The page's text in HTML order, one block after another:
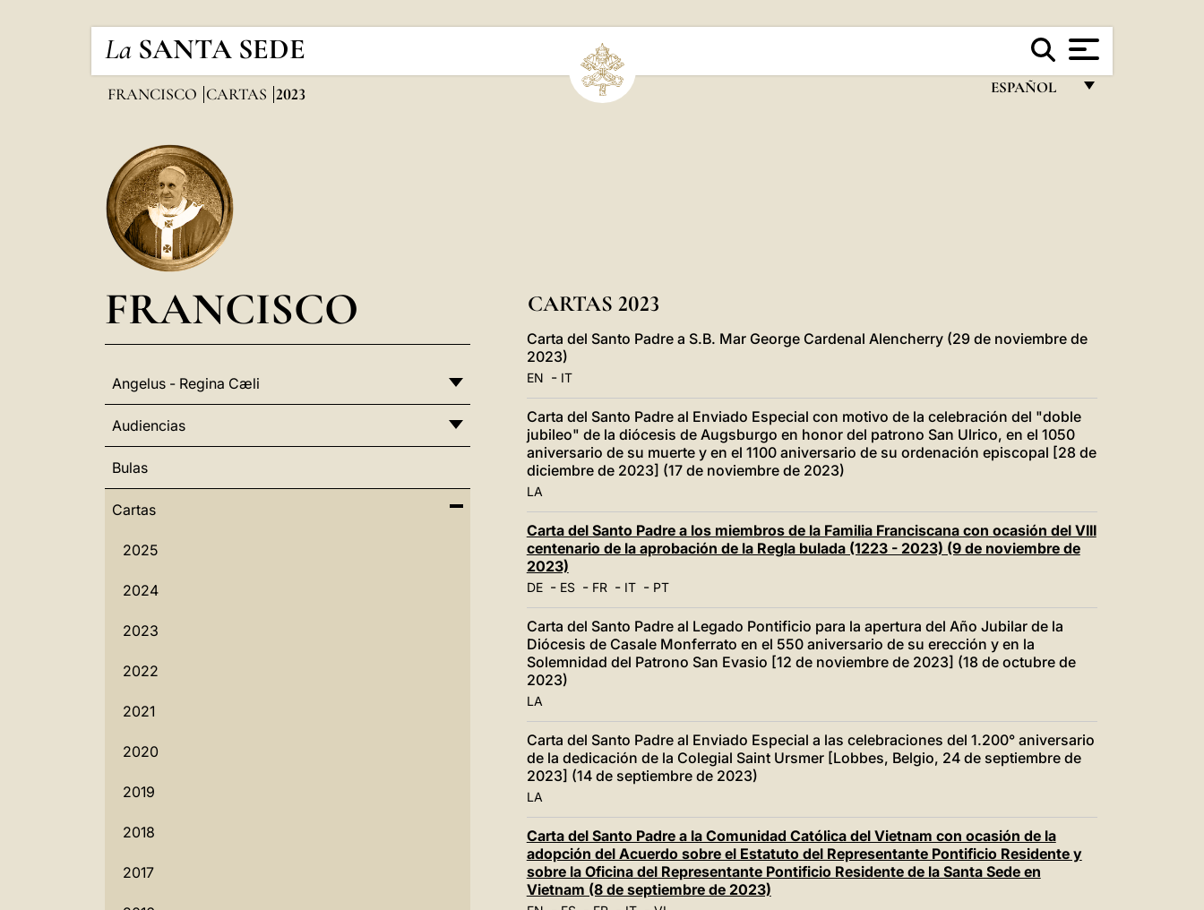
La SANTA SEDE
ESPAÑOL
POLSKI
中文
LATINE
FRANCISCO CARTAS 2023
FRANCISCO
Angelus - Regina Cæli
Audiencias
Bulas
Cartas
2025
2024
2023
2022
2021
2020
2019
2018
2017
CARTAS 2023
Carta del Santo Padre a S.B. Mar George Cardenal Alencherry (29 de noviembre de
2023)
EN - IT
Carta del Santo Padre al Enviado Especial con motivo de la celebración del "doble
jubileo" de la diócesis de Augsburgo en honor del patrono San Ulrico, en el 1050
aniversario de su muerte y en el 1100 aniversario de su ordenación episcopal [28 de
diciembre de 2023] (17 de noviembre de 2023)
LA
Carta del Santo Padre a los miembros de la Familia Franciscana con ocasión del VIII
centenario de la aprobación de la Regla bulada (1223 - 2023) (9 de noviembre de
2023)
DE- ES- FR- IT- PT
Carta del Santo Padre al Legado Pontificio para la apertura del Año Jubilar de la
Diócesis de Casale Monferrato en el 550 aniversario de su erección y en la
Solemnidad del Patrono San Evasio [12 de noviembre de 2023] (18 de octubre de
2023)
LA
Carta del Santo Padre al Enviado Especial a las celebraciones del 1.200° aniversario
de la dedicación de la Colegial Saint Ursmer [Lobbes, Belgio, 24 de septiembre de
2023] (14 de septiembre de 2023)
LA
Carta del Santo Padre a la Comunidad Católica del Vietnam con ocasión de la
adopción del Acuerdo sobre el Estatuto del Representante Pontificio Residente y
sobre la Oficina del Representante Pontificio Residente de la Santa Sede en
Vietnam (8 de septiembre de 2023)